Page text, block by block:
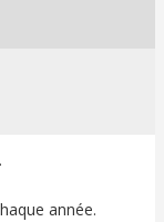
année.